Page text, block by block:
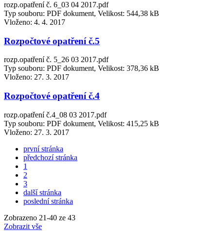
rozp.opatření č. 6_03 04 2017.pdf
Typ souboru: PDF dokument, Velikost: 544,38 kB
Vloženo: 4. 4. 2017
Rozpočtové opatření č.5
rozp.opatření č. 5_26 03 2017.pdf
Typ souboru: PDF dokument, Velikost: 378,36 kB
Vloženo: 27. 3. 2017
Rozpočtové opatření č.4
rozp.opatření č.4_08 03 2017.pdf
Typ souboru: PDF dokument, Velikost: 415,25 kB
Vloženo: 27. 3. 2017
první stránka
předchozí stránka
1
2
3
další stránka
poslední stránka
Zobrazeno 21-40 ze 43
Zobrazit vše